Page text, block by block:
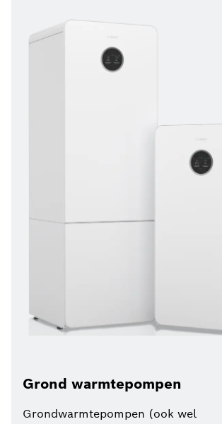
Grond warmtepompen
Grondwarmtepompen (ook wel